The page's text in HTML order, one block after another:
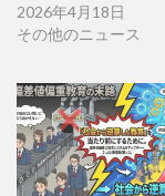
2026年4月18日
その他のニュース